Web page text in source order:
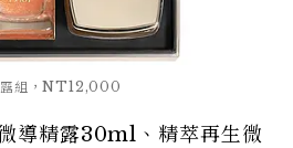
露組，NT12,000
導精露30ml、精萃再生微